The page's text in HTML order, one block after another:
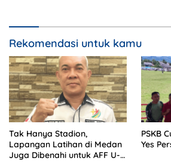
Rekomendasi untuk kamu
Tak Hanya Stadion,
Lapangan Latihan di Medan
Juga Dibenahi untuk AFF U-
PSKB
Yes